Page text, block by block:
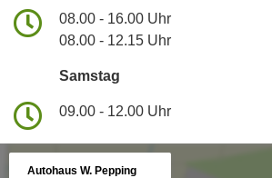
08.00 - 16.00 Uhr
08.00 - 12.15 Uhr
Samstag
09.00 - 12.00 Uhr
Autohaus W. Pepping